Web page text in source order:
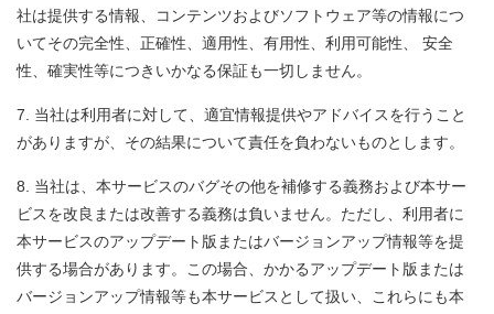
社は提供する情報、コンテンツおよびソフトウェア等の情報につ
いてその完全性、正確性、適用性、有用性、利用可能性、 安全
性、確実性等につきいかなる保証も一切しません。
当社は利用者に対して、適宜情報提供やアドバイスを行うこと
がありますが、その結果について責任を負わないものとします。
当社は、本サービスのバグその他を補修する義務および本サー
ビスを改良または改善する義務は負いません。ただし、利用者に
本サービスのアップデート版またはバージョンアップ情報等を提
供する場合があります。この場合、かかるアップデート版または
バージョンアップ情報等も本サービスとして扱い、これらにも本